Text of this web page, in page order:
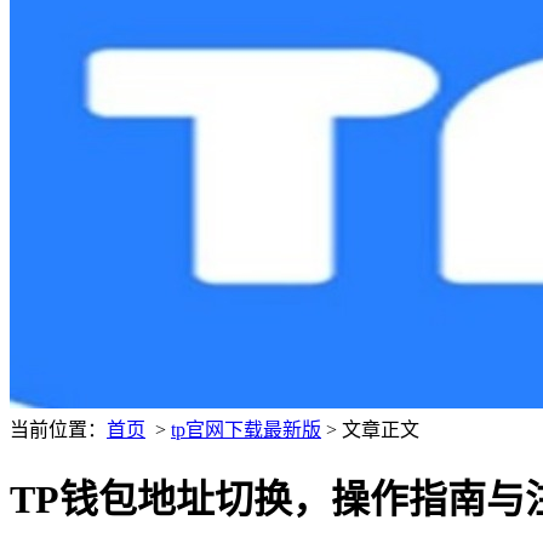
当前位置： 首页 > tp官网下载最新版 > 文章正文
TP钱包地址切换，操作指南与